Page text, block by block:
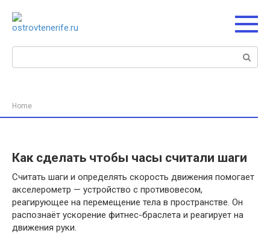
контенту
Поиск:
Home
Как сделать чтобы часы считали шаги
Считать шаги и определять скорость движения помогает
акселерометр — устройство с противовесом,
реагирующее на перемещение тела в пространстве. Он
распознаёт ускорение фитнес-браслета и реагирует на
движения руки.